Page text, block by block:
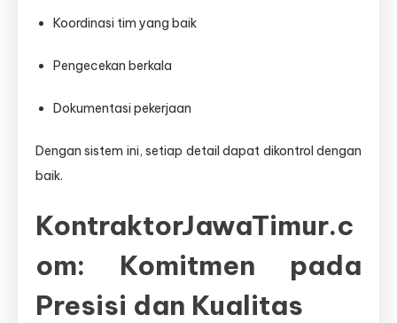
Koordinasi tim yang baik
Pengecekan berkala
Dokumentasi pekerjaan
Dengan sistem ini, setiap detail dapat dikontrol dengan
baik.
KontraktorJawaTimur.c
om: Komitmen pada
Presisi dan Kualitas